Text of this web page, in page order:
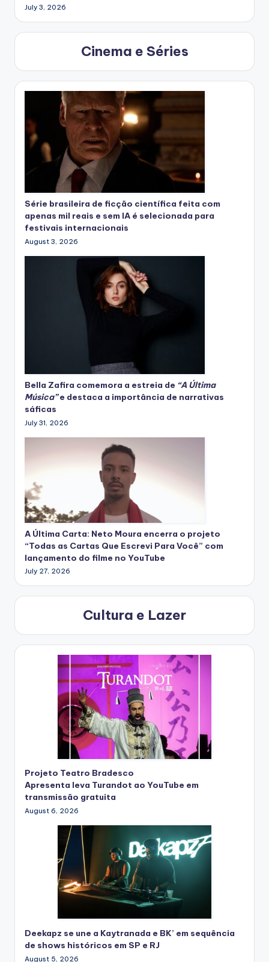
July 3, 2026
Cinema e Séries
Série brasileira de ficção científica feita com
apenas mil reais e sem IA é selecionada para
festivais internacionais
August 3, 2026
Bella Zafira comemora a estreia de “A Última
Música”e destaca a importância de narrativas
sáficas
July 31, 2026
A Última Carta: Neto Moura encerra o projeto
“Todas as Cartas Que Escrevi Para Você” com
lançamento do filme no YouTube
July 27, 2026
Cultura e Lazer
Projeto Teatro Bradesco
Apresenta leva Turandot ao YouTube em
transmissão gratuita
August 6, 2026
Deekapz se une a Kaytranada e BK’ em sequência
de shows históricos em SP e RJ
August 5, 2026